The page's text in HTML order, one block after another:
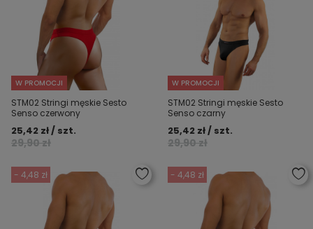
W PROMOCJI
STM02 Stringi męskie Sesto
Senso czerwony
29,90 zł
25,42 zł / szt.
W PROMOCJI
STM02 Stringi męskie Sesto
Senso czarny
29,90 zł
25,42 zł / szt.
- 4,48 zł - 4,48 zł